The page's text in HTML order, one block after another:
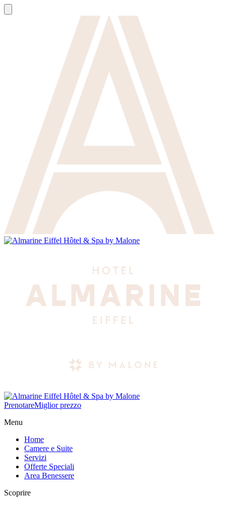
PrenotareMiglior prezzo
Menu
Home
Camere e Suite
Servizi
Offerte Speciali
Area Benessere
Scoprire